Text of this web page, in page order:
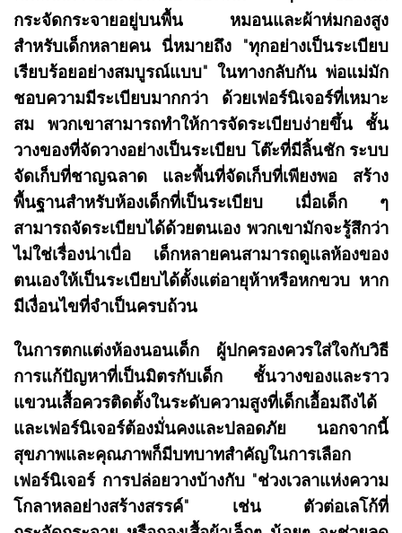
กระจัดกระจายอยู่บนพื้น หมอนและผ้าห่มกองสูง
สำหรับเด็กหลายคน นี่หมายถึง "ทุกอย่างเป็นระเบียบ
เรียบร้อยอย่างสมบูรณ์แบบ" ในทางกลับกัน พ่อแม่มัก
ชอบความมีระเบียบมากกว่า ด้วยเฟอร์นิเจอร์ที่เหมาะ
สม พวกเขาสามารถทำให้การจัดระเบียบง่ายขึ้น ชั้น
วางของที่จัดวางอย่างเป็นระเบียบ โต๊ะที่มีลิ้นชัก ระบบ
จัดเก็บที่ชาญฉลาด และพื้นที่จัดเก็บที่เพียงพอ สร้าง
พื้นฐานสำหรับห้องเด็กที่เป็นระเบียบ เมื่อเด็ก ๆ
สามารถจัดระเบียบได้ด้วยตนเอง พวกเขามักจะรู้สึกว่า
ไม่ใช่เรื่องน่าเบื่อ เด็กหลายคนสามารถดูแลห้องของ
ตนเองให้เป็นระเบียบได้ตั้งแต่อายุห้าหรือหกขวบ หาก
มีเงื่อนไขที่จำเป็นครบถ้วน
ในการตกแต่งห้องนอนเด็ก ผู้ปกครองควรใส่ใจกับวิธี
การแก้ปัญหาที่เป็นมิตรกับเด็ก ชั้นวางของและราว
แขวนเสื้อควรติดตั้งในระดับความสูงที่เด็กเอื้อมถึงได้
และเฟอร์นิเจอร์ต้องมั่นคงและปลอดภัย นอกจากนี้
สุขภาพและคุณภาพก็มีบทบาทสำคัญในการเลือก
เฟอร์นิเจอร์ การปล่อยวางบ้างกับ "ช่วงเวลาแห่งความ
โกลาหลอย่างสร้างสรรค์" เช่น ตัวต่อเลโก้ที่